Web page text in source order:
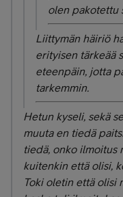
olen pakotettu
Liittymän häiriö
erityisen tärkeää
eteenpäin, jotta
tarkemmin.
Hetun kyseli, sekä
muuta en tiedä
tiedä, onko ilmoitus
kuitenkin että olisi,
Toki oletin että olisi